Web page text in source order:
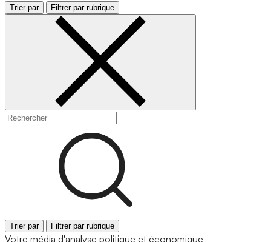
Trier par Filtrer par rubrique
Trier par Filtrer par rubrique
Votre média d'analyse politique et économique